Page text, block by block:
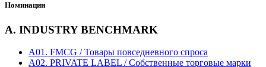
Номинации
A. INDUSTRY BENCHMARK
A01. FMCG / Товары повседневного спроса
A02. PRIVATE LABEL / Собственные торговые марки